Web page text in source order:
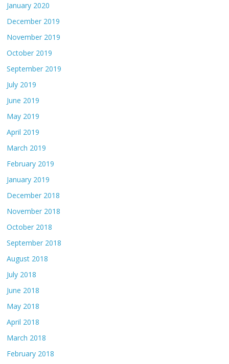
January 2020
December 2019
November 2019
October 2019
September 2019
July 2019
June 2019
May 2019
April 2019
March 2019
February 2019
January 2019
December 2018
November 2018
October 2018
September 2018
August 2018
July 2018
June 2018
May 2018
April 2018
March 2018
February 2018